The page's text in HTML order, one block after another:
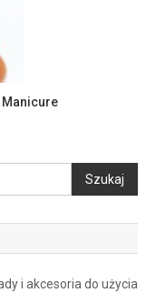
Manicure
Szukaj
i akcesoria do użycia